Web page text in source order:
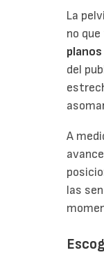
La
no
del
A
las